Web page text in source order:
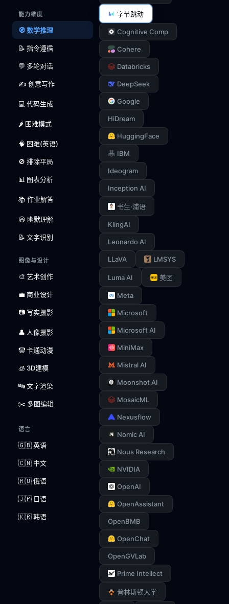
能力维度
🧭 数学推理
📝 指令遵循
💬 多轮对话
✍️ 创意写作
💻 代码生成
🌶️ 困难模式
🧠 困难(英语)
🚫 排除平局
📊 图表分析
📚 作业解答
😆 幽默理解
📝 文字识别
图像与设计
🎨 艺术创作
💼 商业设计
📷 写实摄影
👤 人像摄影
🤡 卡通动漫
🧊 3D建模
🔤 文字渲染
✂️ 多图编辑
语言
🇬🇧 英语
🇨🇳 中文
🇷🇺 俄语
🇯🇵 日语
🇰🇷 韩语
字节跳动
Cognitive Comp
Cohere
Databricks
DeepSeek
Google
HiDream
HuggingFace
IBM
Ideogram
Inception AI
书生·浦语
KlingAI
Leonardo AI
LLaVA LMSYS
Luma AI 美团
Meta
Microsoft
Microsoft AI
MiniMax
Mistral AI
Moonshot AI
MosaicML
Nexusflow
Nomic AI
Nous Research
NVIDIA
OpenAI
OpenAssistant
OpenBMB
OpenChat
OpenGVLab
Prime Intellect
普林斯顿大学